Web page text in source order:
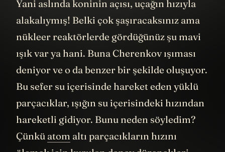
alıyor ki, oluşan koninin açısı da daralıyor.
Yani aslında koninin açısı, uçağın hızıyla
alakalıymış! Belki çok şaşıracaksınız ama
nükleer reaktörlerde gördüğünüz şu mavi
ışık var ya hani. Buna Cherenkov ışıması
deniyor ve o da benzer bir şekilde oluşuyor.
Bu sefer su içerisinde hareket eden yüklü
parçacıklar, ışığın su içerisindeki hızından
hareketli gidiyor. Bunu neden söyledim?